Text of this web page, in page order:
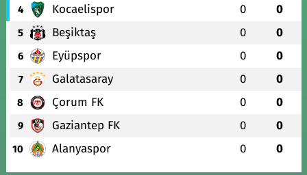
4 Kocaelispor 0 0
5 Beşiktaş 0 0
6 Eyüpspor 0 0
7 Galatasaray 0 0
8 Çorum FK 0 0
9 Gaziantep FK 0 0
10 Alanyaspor 0 0